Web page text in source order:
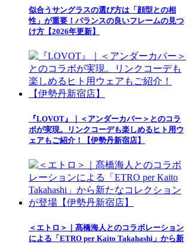
似合うサングラスの選び方は「顔型との相
性」が重要！バランスの良いフレームの見つ
け方【2026年更新】
『LOVOT』｜＜アンダーカバー＞とのコラ
ボが実現。リンクコーデも楽しめるヒト用ウ
ェアもご紹介！【伊勢丹新宿店】
＜エトロ＞｜髙橋海人とのコラボレーション
による「ETRO per Kaito Takahashi」から新